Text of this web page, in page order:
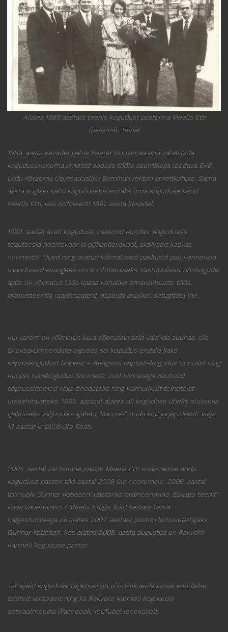
Alates 1989 aastast teenis kogudust pastorina Meelis Etti
(paremalt teine)
1989. aasta kevadel palus Peeter Roosimaa end vabastada
kogudusevanema ametist seoses tööle asumisega loodava EKB
Liidu Kõrgema Usuteadusliku Seminari rektori ametikohale. Sama
aasta sügisel valiti kogudusevanemaks oma koguduse vend
Meelis Etti, kes ordineeriti 1991. aasta kevadel.
1992. aastal avati koguduse osakond Kundas. Koguduses
tegutsesid noortekoor ja pühapäevakool, aktiivselt kasvas
noortetöö. Uued ning avatud võimalused pakkusid palju erinevaid
mooduseid evangeeliumi kuulutamiseks. Vastupidiselt nõukogude
ajale oli võimalus lüüa kaasa kohalike omavalitsuste töös,
produtseerida raadiosaateid, osaleda avalikel debattidel jne.
Kui varem oli võimalus luua sõprussuhteid vaid ida suunas, siis
üheksakümnendate alguses sai kogudus endale kaks
sõpruskogudust läänest – Alingsosi baptisti-kogudus Rootsist ning
Kuopio vabakogudus Soomest. Just viimasega osutusid
sõprussidemed väga tihedateks ning vaimulikult teineteist
ülesehitavateks. 1995. aastast alates oli koguduse üheks oluliseks
igakuiseks väljundiks ajaleht “Karmel”, mida anti järjepidevalt välja
13 aastat ja telliti üle Eesti.
2005. aastal sai tollane pastor Meelis Etti südamesse anda
koguduse pastori töö aastal 2008 üle nooremale. 2006. aastal
toimuski Gunnar Kotieseni pastoriks ordineerimine. Esialgu teeniti
koos vanempastor Meelis Ettiga, kuid seoses tema
haigestumisega oli alates 2007. aastast pastori kohusetäitajaks
Gunnar Kotiesen, kes alates 2008. aasta augustist on Rakvere
Karmeli koguduse pastor.
Tänaseid koguduse tegemisi on võimalik leida siinse kodulehe
teistelt lehtedelt ning ka Rakvere Karmeli koguduse
sotsiaalmeedia (Facebook, YouTube) leheküljelt.